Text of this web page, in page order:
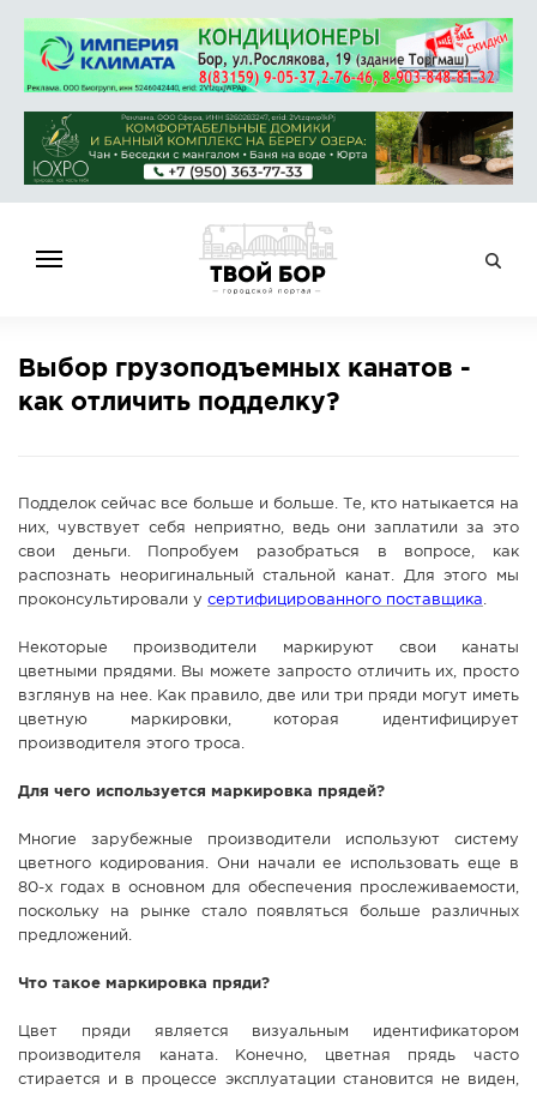
НОВОСТИ
СПРАВОЧНИК
АФИША
КАМЕРЫ
КОНКУРСЫ
СТАТЬИ
ГОЛОСОВАНИЯ
ФОТО
Выбор грузоподъемных канатов -
как отличить подделку?
Подделок сейчас все больше и больше. Те, кто натыкается на
них, чувствует себя неприятно, ведь они заплатили за это
свои деньги. Попробуем разобраться в вопросе, как
распознать неоригинальный стальной канат. Для этого мы
проконсультировали у сертифицированного поставщика
Некоторые производители маркируют свои канаты
цветными прядями. Вы можете запросто отличить их, просто
взглянув на нее. Как правило, две или три пряди могут иметь
цветную маркировки, которая идентифицирует
производителя этого троса.
Для чего используется маркировка прядей?
Многие зарубежные производители используют систему
цветного кодирования. Они начали ее использовать еще в
80-х годах в основном для обеспечения прослеживаемости,
поскольку на рынке стало появляться больше различных
предложений.
Что такое маркировка пряди?
Цвет пряди является визуальным идентификатором
производителя каната. Конечно, цветная прядь часто
стирается и в процессе эксплуатации становится не виден,